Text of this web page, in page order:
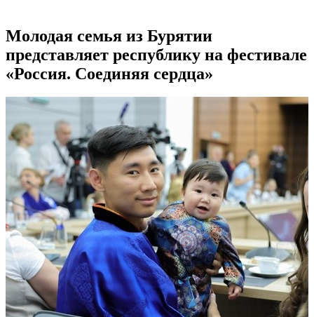
Молодая семья из Бурятии
представляет республику на фестивале
«Россия. Соединяя сердца»